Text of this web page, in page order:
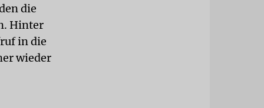
die
Hinter
in die
wieder